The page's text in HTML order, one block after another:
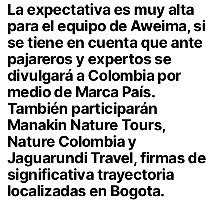
La expectativa es muy alta
para el equipo de Aweima, si
se tiene en cuenta que ante
pajareros y expertos se
divulgará a Colombia por
medio de Marca País.
También participarán
Manakin Nature Tours,
Nature Colombia y
Jaguarundi Travel, firmas de
significativa trayectoria
localizadas en Bogota.